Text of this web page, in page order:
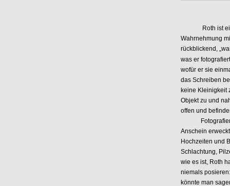
Roth ist ein
Wahrnehmung
rückblickend,
was er
wofür er sie
das Schreiben
keine Kleinigkeit
Objekt zu und
offen und
Fotografiert
Anschein
Hochzeiten und
Schlachtung,
wie es ist, Roth
niemals
könnte man